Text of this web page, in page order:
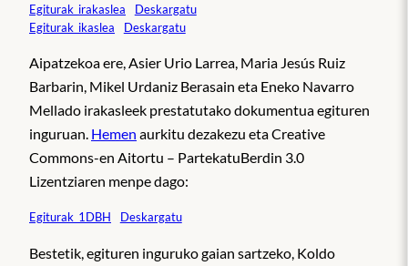
Egiturak_irakaslea
Deskargatu
Egiturak_ikaslea
Deskargatu
Aipatzekoa ere, Asier Urio Larrea, Maria Jesús Ruiz
Barbarin, Mikel Urdaniz Berasain eta Eneko Navarro
Mellado irakasleek prestatutako dokumentua egituren
inguruan. Hemen aurkitu dezakezu eta Creative
Commons-en Aitortu – PartekatuBerdin 3.0
Lizentziaren menpe dago:
Egiturak_1DBH Deskargatu
Bestetik, egituren inguruko gaian sartzeko, Koldo